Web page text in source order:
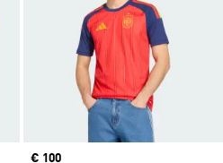
Price
€ 100